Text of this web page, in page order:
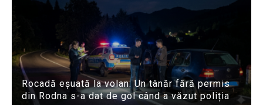
Rocadă eșuată la volan: Un tânăr fără permis
din Rodna s-a dat de gol când a văzut poliția